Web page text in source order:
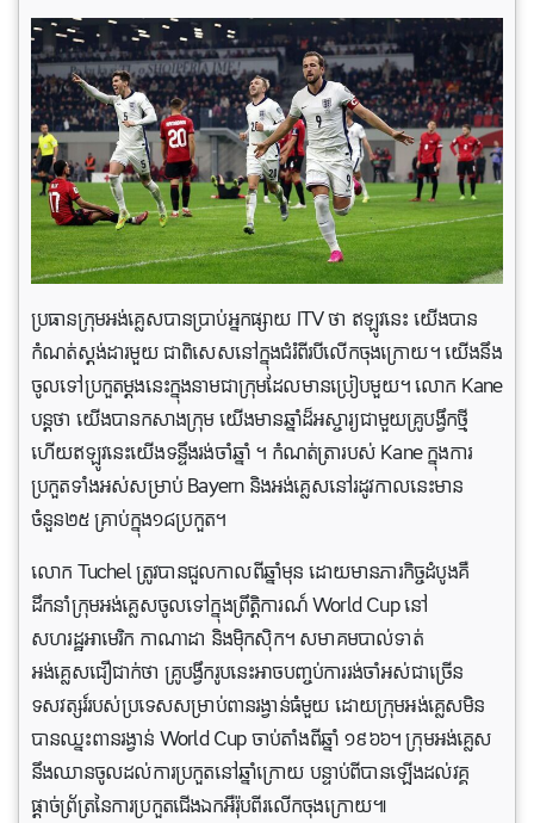
ប្រធានក្រុមអង់គ្លេសបានប្រាប់អ្នកផ្សាយ ITV ថា ឥឡូវនេះ យើងបាន
កំណត់ស្តង់ដារមួយ ជាពិសេសនៅក្នុងជំរំពីរបីលើកចុងក្រោយ។ យើងនឹង
ចូលទៅប្រកួតម្តងនេះក្នុងនាមជាក្រុមដែលមានប្រៀបមួយ។ លោក Kane
បន្តថា យើងបានកសាងក្រុម យើងមានឆ្នាំដ៏អស្ចារ្យជាមួយគ្រូបង្វឹកថ្មី
ហើយឥឡូវនេះយើងទន្ទឹងរង់ចាំឆ្នាំ ។ កំណត់ត្រារបស់ Kane ក្នុងការ
ប្រកួតទាំងអស់សម្រាប់ Bayern និងអង់គ្លេសនៅរដូវកាលនេះមាន
ចំនួន២៥ គ្រាប់ក្នុង១៨ប្រកួត។
លោក Tuchel ត្រូវបានជួលកាលពីឆ្នាំមុន ដោយមានភារកិច្ចដំបូងគឺ
ដឹកនាំក្រុមអង់គ្លេសចូលទៅក្នុងព្រឹត្តិការណ៍ World Cup នៅ
សហរដ្ឋអាមេរិក កាណាដា និងម៉ិកស៊ិក។ សមាគមបាល់ទាត់
អង់គ្លេសជឿជាក់ថា គ្រូបង្វឹករូបនេះអាចបញ្ចប់ការរង់ចាំអស់ជាច្រើន
ទសវត្សរ៍របស់ប្រទេសសម្រាប់ពានរង្វាន់ធំមួយ ដោយក្រុមអង់គ្លេសមិន
បានឈ្នះពានរង្វាន់ World Cup ចាប់តាំងពីឆ្នាំ ១៩៦៦។ ក្រុមអង់គ្លេស
នឹងឈានចូលដល់ការប្រកួតនៅឆ្នាំក្រោយ បន្ទាប់ពីបានឡើងដល់វគ្គ
ផ្តាច់ព្រ័ត្រនៃការប្រកួតជើងឯកអឺរ៉ុបពីរលើកចុងក្រោយ៕